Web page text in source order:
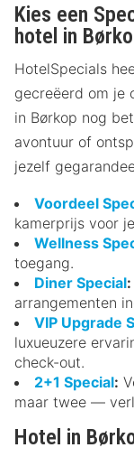
Kies een
hotel in
HotelSpecials
gecreëerd om je
in Børkop nog
avontuur of
jezelf
Voordeel
kamerprijs voor
Wellness
toegang.
Diner Special:
arrangementen
VIP Upgrade
luxueuzere
check-out.
2+1 Special:
maar twee —
Hotel in